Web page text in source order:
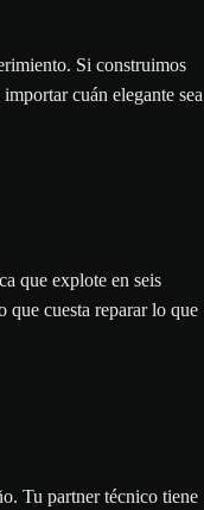
Si construimos
cuán elegante sea
que explote en seis
que cuesta reparar lo que
Tu partner técnico tiene